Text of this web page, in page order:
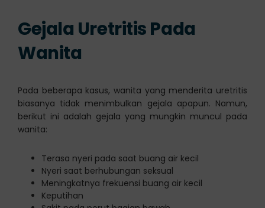
Gejala Uretritis Pada
Wanita
Pada beberapa kasus, wanita yang menderita uretritis
biasanya tidak menimbulkan gejala apapun. Namun,
berikut ini adalah gejala yang mungkin muncul pada
wanita:
Terasa nyeri pada saat buang air kecil
Nyeri saat berhubungan seksual
Meningkatnya frekuensi buang air kecil
Keputihan